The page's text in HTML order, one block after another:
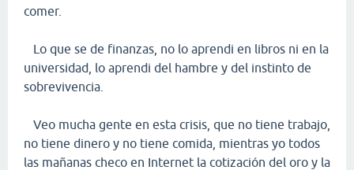
comer.
Lo que se de finanzas, no lo aprendi en libros ni en la
universidad, lo aprendi del hambre y del instinto de
sobrevivencia.
Veo mucha gente en esta crisis, que no tiene trabajo,
no tiene dinero y no tiene comida, mientras yo todos
las mañanas checo en Internet la cotización del oro y la